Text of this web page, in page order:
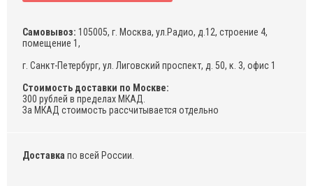
Самовывоз: 105005, г. Москва, ул.Радио, д.12, строение 4,
помещение 1,
г. Санкт-Петербург, ул. Лиговский проспект, д. 50, к. 3, офис 1
Стоимость доставки по Москве:
300 рублей в пределах МКАД.
За МКАД стоимость рассчитывается отдельно
Доставка по всей России.